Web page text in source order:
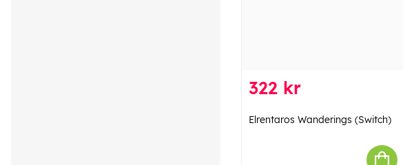
322 kr
Elrentaros Wanderings (Switch)